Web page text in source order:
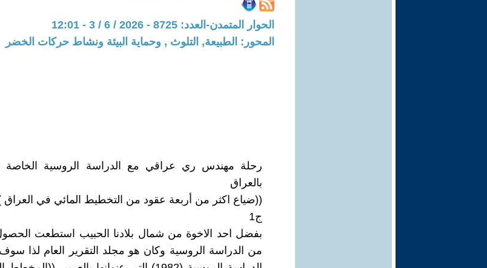
الحوار المتمدن-العدد: 8725 - 2026 / 6 / 3 - 12:01
المحور: الطبيعة, التلوث , وحماية البيئة ونشاط حركات الخضر
رحلة مهندس ري عراقي مع الدراسة الروسية الخاصة
بالعراق
((ضياع اكثر من أربعة عقود من التخطيط المائي في العراق
ج1
بفضل احد الاخوة من شمال بلادنا الحبيب استطعت
من الدراسة الروسية وكان هو مجلد التقرير العام لذا